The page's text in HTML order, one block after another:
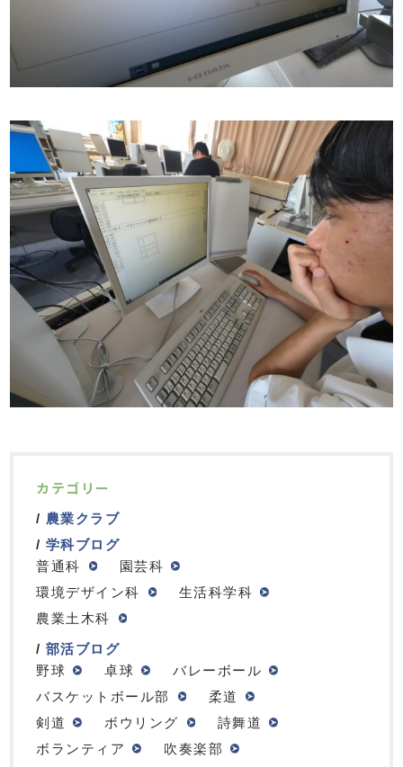
カテゴリー
農業クラブ
学科ブログ
普通科
園芸科
環境デザイン科
生活科学科
農業土木科
部活ブログ
野球
卓球
バレーボール
バスケットボール部
柔道
剣道
ボウリング
詩舞道
ボランティア
吹奏楽部